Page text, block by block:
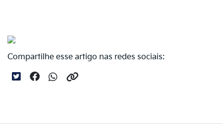
Compartilhe esse artigo nas redes sociais: